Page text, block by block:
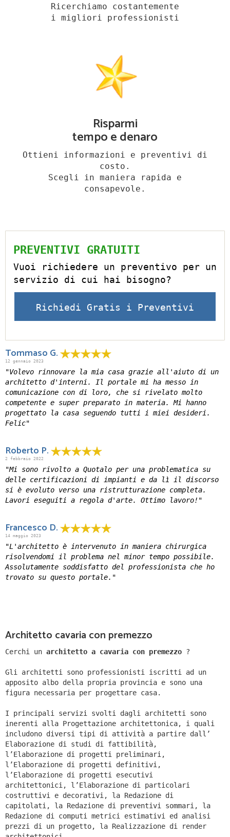
Ricerchiamo costantemente
i migliori professionisti
Risparmi
tempo e denaro
Ottieni informazioni e preventivi di
costo.
Scegli in maniera rapida e
consapevole.
PREVENTIVI GRATUITI
Vuoi richiedere un preventivo per un
servizio di cui hai bisogno?
Richiedi Gratis i Preventivi
Tommaso G.
12 gennaio 2023
"Volevo rinnovare la mia casa grazie all'aiuto di un
architetto d'interni. Il portale mi ha messo in
comunicazione con di loro, che si rivelato molto
competente e super preparato in materia. Mi hanno
progettato la casa seguendo tutti i miei desideri.
Felic"
Roberto P.
2 febbraio 2022
"Mi sono rivolto a Quotalo per una problematica su
delle certificazioni di impianti e da lì il discorso
si è evoluto verso una ristrutturazione completa.
Lavori eseguiti a regola d'arte. Ottimo lavoro!"
Francesco D.
14 maggio 2023
"L'architetto è intervenuto in maniera chirurgica
risolvendomi il problema nel minor tempo possibile.
Assolutamente soddisfatto del professionista che ho
trovato su questo portale."
Architetto cavaria con premezzo
Cerchi un architetto a cavaria con premezzo ?
Gli architetti sono professionisti iscritti ad un
apposito albo della propria provincia e sono una
figura necessaria per progettare casa.
I principali servizi svolti dagli architetti sono
inerenti alla Progettazione architettonica, i quali
includono diversi tipi di attività a partire dall’
Elaborazione di studi di fattibilità,
l’Elaborazione di progetti preliminari,
l’Elaborazione di progetti definitivi,
l’Elaborazione di progetti esecutivi
architettonici, l’Elaborazione di particolari
costruttivi e decorativi, la Redazione di
capitolati, la Redazione di preventivi sommari, la
Redazione di computi metrici estimativi ed analisi
prezzi di un progetto, la Realizzazione di render